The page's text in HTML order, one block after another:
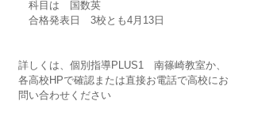
科目は　国数英
合格発表日　3校とも4月13日
詳しくは、個別指導PLUS1　南篠崎教室か、
各高校HPで確認または直接お電話で高校にお
問い合わせください